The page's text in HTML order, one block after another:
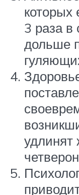
которых
3 раза в
дольше
удлинят